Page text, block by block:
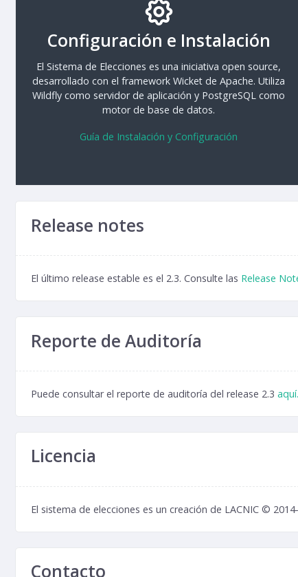
Configuración e Instalación
El Sistema de Elecciones es una iniciativa open source,
desarrollado con el framework Wicket de Apache. Utiliza
Wildfly como servidor de aplicación y PostgreSQL como
motor de base de datos.
Guía de Instalación y Configuración
Release notes
El último release estable es el 2.3. Consulte las Release
Reporte de Auditoría
Puede consultar el reporte de auditoría del release 2.3 aquí.
Licencia
El sistema de elecciones es un creación de LACNIC ©
Contacto